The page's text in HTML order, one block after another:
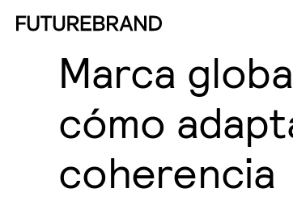
Marca
cómo
coherencia